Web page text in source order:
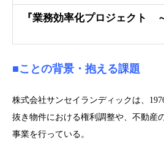
『業務効率化プロジェクト
■ことの背景・抱える課題
株式会社サンセイランディックは、
抜き物件における権利調整や、不動産
事業を行っている。